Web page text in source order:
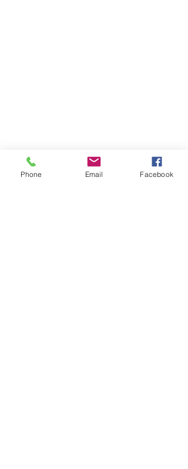
José Ramón Gutiérrez 271 (ex 80)
Barrio Lastarria, Santiago
Metro Universidad Católica
Phone Email Facebook